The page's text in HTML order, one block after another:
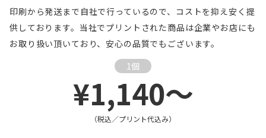
印刷から発送まで自社で行っているので、コストを抑え安く提
供しております。当社でプリントされた商品は企業やお店にも
お取り扱い頂いており、安心の品質でもございます。
1個
¥1,140～
（税込／プリント代込み）